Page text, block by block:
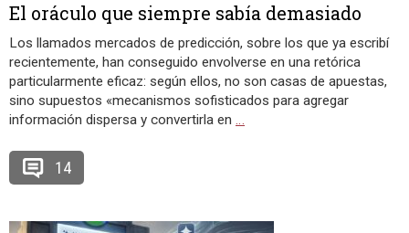
El oráculo que siempre sabía demasiado
Los llamados mercados de predicción, sobre los que ya escribí
recientemente, han conseguido envolverse en una retórica
particularmente eficaz: según ellos, no son casas de apuestas,
sino supuestos «mecanismos sofisticados para agregar
información dispersa y convertirla en …
14